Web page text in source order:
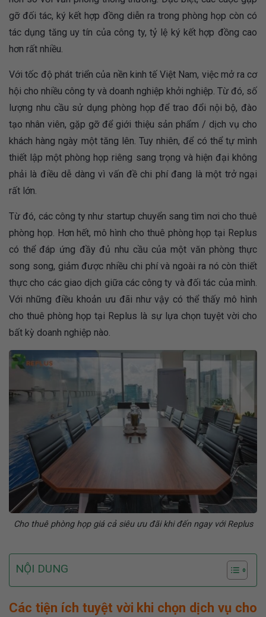
gỡ đối tác, ký kết hợp đồng diễn ra trong phòng họp còn có
tác dụng tăng uy tín của công ty, tỷ lệ ký kết hợp đồng cao
hơn rất nhiều.
Với tốc độ phát triển của nền kinh tế Việt Nam, việc mở ra cơ
hội cho nhiều công ty và doanh nghiệp khởi nghiệp. Từ đó, số
lượng nhu cầu sử dụng phòng họp để trao đổi nội bộ, đào
tạo nhân viên, gặp gỡ để giới thiệu sản phẩm / dịch vụ cho
khách hàng ngày một tăng lên. Tuy nhiên, để có thể tự mình
thiết lập một phòng họp riêng sang trọng và hiện đại không
phải là điều dễ dàng vì vấn đề chi phí đang là một trở ngại
rất lớn.
Từ đó, các công ty như startup chuyển sang tìm nơi cho thuê
phòng họp. Hơn hết, mô hình cho thuê phòng họp tại Replus
có thể đáp ứng đầy đủ nhu cầu của một văn phòng thực
song song, giảm được nhiều chi phí và ngoài ra nó còn thiết
thực cho các giao dịch giữa các công ty và đối tác của mình.
Với những điều khoản ưu đãi như vậy có thể thấy mô hình
cho thuê phòng họp tại Replus là sự lựa chọn tuyệt vời cho
bất kỳ doanh nghiệp nào.
Cho thuê phòng họp giá cả siêu ưu đãi khi đến ngay với Replus
NỘI DUNG
Các tiện ích tuyệt vời khi chọn dịch vụ cho